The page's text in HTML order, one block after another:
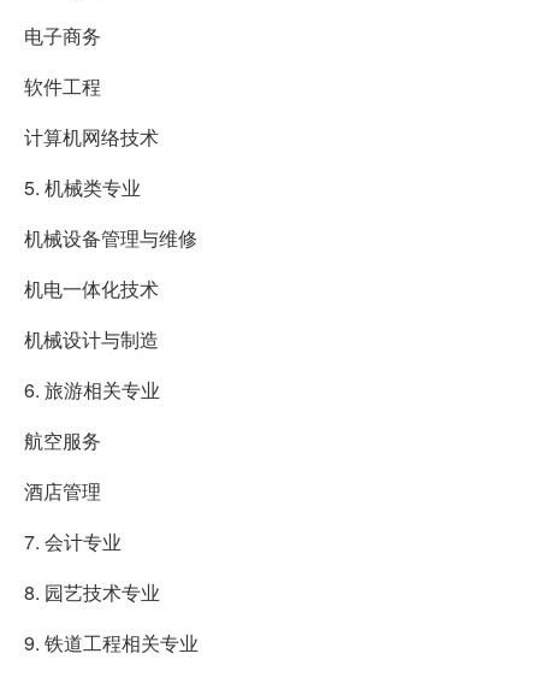
电子商务
软件工程
计算机网络技术
5. 机械类专业
机械设备管理与维修
机电一体化技术
机械设计与制造
6. 旅游相关专业
航空服务
酒店管理
7. 会计专业
8. 园艺技术专业
9. 铁道工程相关专业